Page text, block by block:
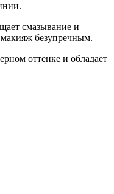
смазывание и
макияж безупречным.
оттенке и обладает